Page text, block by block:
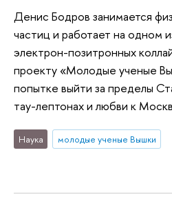
Денис Бодров занимается
частиц и работает на одном
электрон-позитронных
проекту «Молодые ученые
попытке выйти за пределы
тау-лептонах и любви к
Наука молодые ученые Вышки